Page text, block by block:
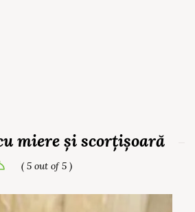
miere și scorțișoară
( 5 out of 5 )